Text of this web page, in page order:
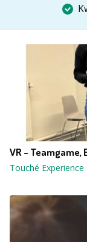
VR -
Touché Experience